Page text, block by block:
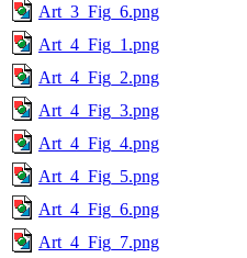
Art_3_Fig_6.png
Art_4_Fig_1.png
Art_4_Fig_2.png
Art_4_Fig_3.png
Art_4_Fig_4.png
Art_4_Fig_5.png
Art_4_Fig_6.png
Art_4_Fig_7.png